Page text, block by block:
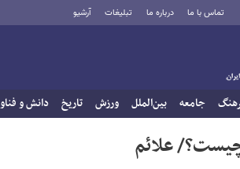
تماس با ما درباره ما تبلیغات آرشیو
جامعه بین‌الملل ورزش تاریخ دانش و
علائم